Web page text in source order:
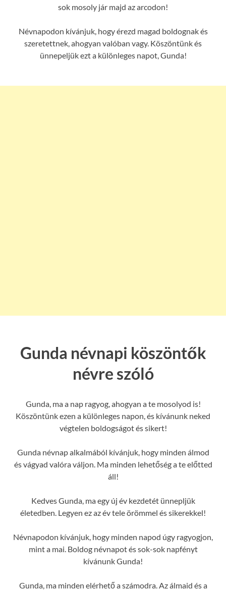
sok mosoly jár majd az arcodon!
Névnapodon kívánjuk, hogy érezd magad boldognak és
szeretettnek, ahogyan valóban vagy. Köszöntünk és
ünnepeljük ezt a különleges napot, Gunda!
Gunda névnapi köszöntők
névre szóló
Gunda, ma a nap ragyog, ahogyan a te mosolyod is!
Köszöntünk ezen a különleges napon, és kívánunk neked
végtelen boldogságot és sikert!
Gunda névnap alkalmából kívánjuk, hogy minden álmod
és vágyad valóra váljon. Ma minden lehetőség a te előtted
áll!
Kedves Gunda, ma egy új év kezdetét ünnepljük
életedben. Legyen ez az év tele örömmel és sikerekkel!
Névnapodon kívánjuk, hogy minden napod úgy ragyogjon,
mint a mai. Boldog névnapot és sok-sok napfényt
kívánunk Gunda!
Gunda, ma minden elérhető a számodra. Az álmaid és a